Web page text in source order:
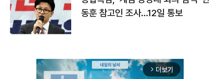
동훈 참고인 조사...12일 통보
arrow_forward_ios 더보기